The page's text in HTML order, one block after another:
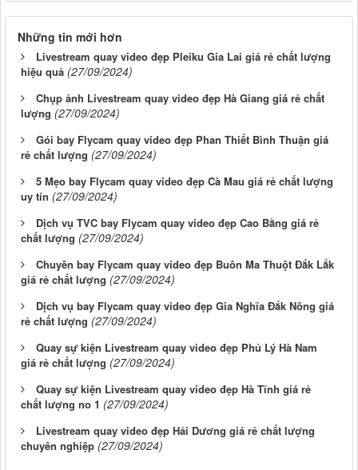
Những tin mới hơn
Livestream quay video đẹp Pleiku Gia Lai giá rẻ chất lượng
hiệu quả (27/09/2024)
Chụp ảnh Livestream quay video đẹp Hà Giang giá rẻ chất
lượng (27/09/2024)
Gói bay Flycam quay video đẹp Phan Thiết Bình Thuận giá
rẻ chất lượng (27/09/2024)
5 Mẹo bay Flycam quay video đẹp Cà Mau giá rẻ chất lượng
uy tín (27/09/2024)
Dịch vụ TVC bay Flycam quay video đẹp Cao Bằng giá rẻ
chất lượng (27/09/2024)
Chuyên bay Flycam quay video đẹp Buôn Ma Thuột Đắk Lắk
giá rẻ chất lượng (27/09/2024)
Dịch vụ bay Flycam quay video đẹp Gia Nghĩa Đắk Nông giá
rẻ chất lượng (27/09/2024)
Quay sự kiện Livestream quay video đẹp Phủ Lý Hà Nam
giá rẻ chất lượng (27/09/2024)
Quay sự kiện Livestream quay video đẹp Hà Tĩnh giá rẻ
chất lượng no 1 (27/09/2024)
Livestream quay video đẹp Hải Dương giá rẻ chất lượng
chuyên nghiệp (27/09/2024)